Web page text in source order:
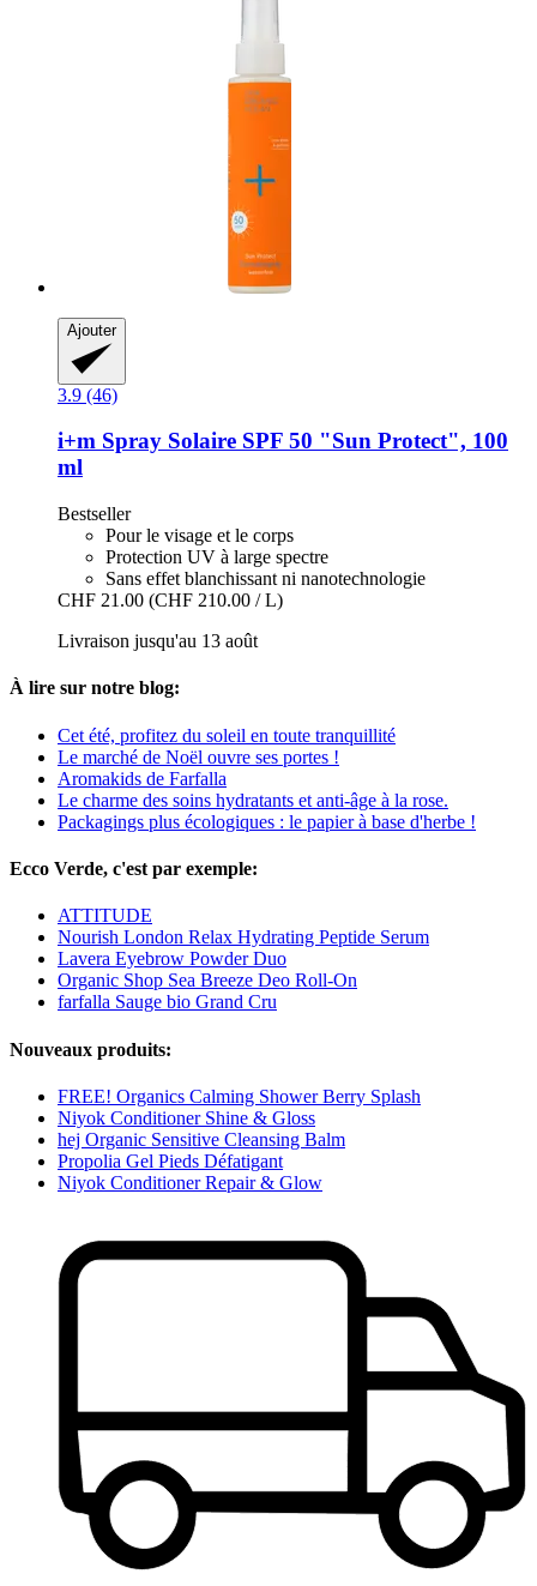
Ajouter
3.9 (46)
i+m Spray Solaire SPF 50 "Sun Protect", 100
ml
Bestseller
Pour le visage et le corps
Protection UV à large spectre
Sans effet blanchissant ni nanotechnologie
CHF 21.00 (CHF 210.00 / L)
Livraison jusqu'au 13 août
À lire sur notre blog:
Cet été, profitez du soleil en toute tranquillité
Le marché de Noël ouvre ses portes !
Aromakids de Farfalla
Le charme des soins hydratants et anti-âge à la rose.
Packagings plus écologiques : le papier à base d'herbe !
Ecco Verde, c'est par exemple:
ATTITUDE
Nourish London Relax Hydrating Peptide Serum
Lavera Eyebrow Powder Duo
Organic Shop Sea Breeze Deo Roll-On
farfalla Sauge bio Grand Cru
Nouveaux produits:
FREE! Organics Calming Shower Berry Splash
Niyok Conditioner Shine & Gloss
hej Organic Sensitive Cleansing Balm
Propolia Gel Pieds Défatigant
Niyok Conditioner Repair & Glow